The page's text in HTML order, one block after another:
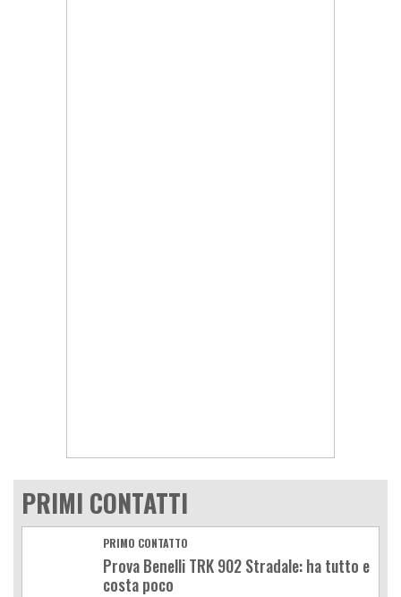
PRIMI CONTATTI
PRIMO CONTATTO
Prova Benelli TRK 902 Stradale: ha tutto e
costa poco